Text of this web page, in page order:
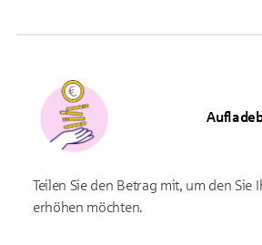
Teilen Sie den Betrag mit, um den Sie
erhöhen möchten.